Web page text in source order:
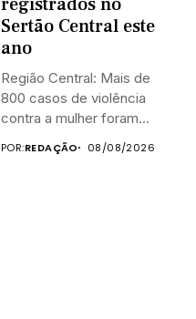
Sertão Central este
ano
Região Central: Mais de
800 casos de violência
contra a mulher foram...
POR:REDAÇÃO 08/08/2026